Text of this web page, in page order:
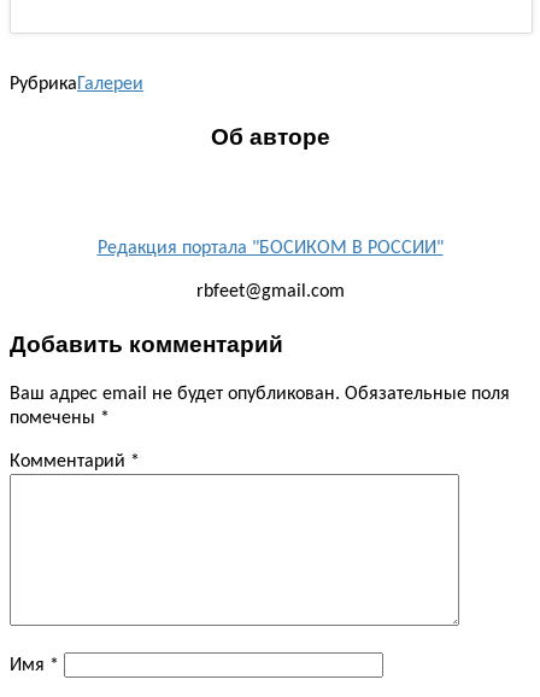
Рубрика Галереи
Об авторе
Редакция портала "БОСИКОМ В РОССИИ"
rbfeet@gmail.com
Добавить комментарий
Ваш адрес email не будет опубликован. Обязательные поля
помечены *
Комментарий *
Имя *